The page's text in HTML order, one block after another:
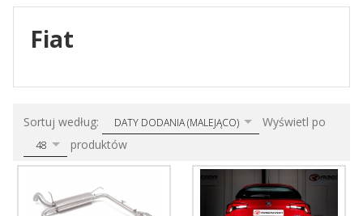
Fiat
Sortuj według: sortDATY DODANIA (MALEJĄCO) Wyświetl po
48 produktów